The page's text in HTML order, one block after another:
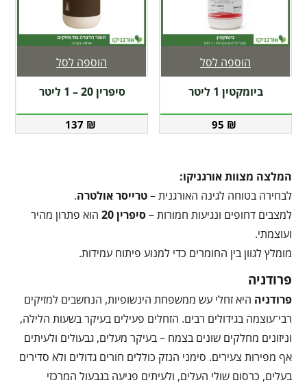
ביומקטין 1 ליטר
95 ₪
הוספה לסל
סיפרין 20 – 1 ליטר
137 ₪
הוספה לסל
המלצה מצוות אורגניקו:
לבחירה בטוחה לגינה האורגנית –טרייסר אולטרה.
למצבים דחופים ונגיעות חמורות –סיפרין 20
הוא פתרון מהיר
ועוצמתי.
מומלץ לגוון בין החומרים כדי למנוע פיתוח עמידות.
פרודניה
פרודניה היא זחלי עש ממשפחת הינשופיות, הנחשבים למזיקים
רבי־עוצמה בגידולים רבים. הזחלים פעילים בעיקר בשעות הלילה,
וניזונים מחלקים שונים בצמח – בעיקר מעלים, גבעולים ולעיתים
אף מפירות צעירים. סימני הנזק כוללים חורים גדולים ולא סדירים
בעלים, כרסום שולי העלים, ולעיתים פגיעה בגבעול המרכזי